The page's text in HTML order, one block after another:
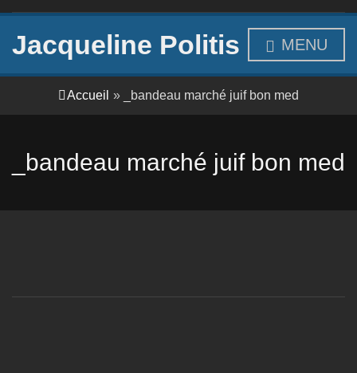
Jacqueline Politis MENU
Accueil » _bandeau marché juif bon med
_bandeau marché juif bon med